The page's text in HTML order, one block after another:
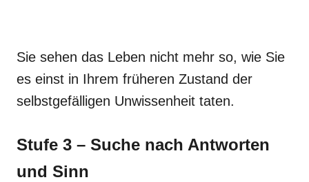
Sie sehen das Leben nicht mehr so, wie Sie
es einst in Ihrem früheren Zustand der
selbstgefälligen Unwissenheit taten.
Stufe 3 – Suche nach Antworten
und Sinn